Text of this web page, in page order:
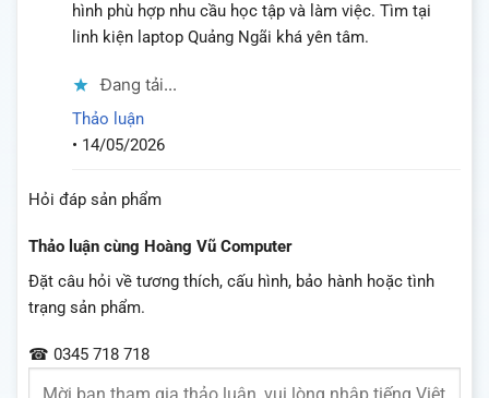
hình phù hợp nhu cầu học tập và làm việc. Tìm tại
linh kiện laptop Quảng Ngãi khá yên tâm.
Đang tải...
Thảo luận
• 14/05/2026
Hỏi đáp sản phẩm
Thảo luận cùng Hoàng Vũ Computer
Đặt câu hỏi về tương thích, cấu hình, bảo hành hoặc tình
trạng sản phẩm.
☎ 0345 718 718